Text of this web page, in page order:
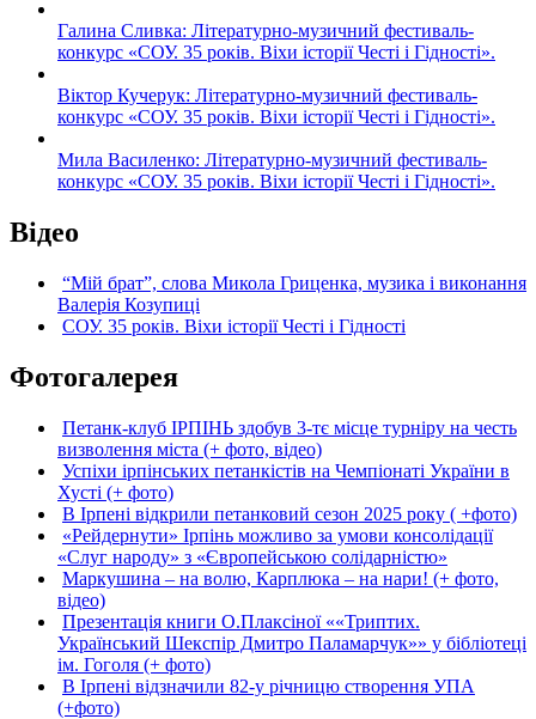
Галина Сливка: Літературно-музичний фестиваль-
конкурс «СОУ. 35 років. Віхи історії Честі і Гідності».
Віктор Кучерук: Літературно-музичний фестиваль-
конкурс «СОУ. 35 років. Віхи історії Честі і Гідності».
Мила Василенко: Літературно-музичний фестиваль-
конкурс «СОУ. 35 років. Віхи історії Честі і Гідності».
Відео
“Мій брат”, слова Микола Гриценка, музика і виконання
Валерія Козупиці
СОУ. 35 років. Віхи історії Честі і Гідності
Фотогалерея
Петанк-клуб ІРПІНЬ здобув 3-тє місце турніру на честь
визволення міста (+ фото, відео)
Успіхи ірпінських петанкістів на Чемпіонаті України в
Хусті (+ фото)
В Ірпені відкрили петанковий сезон 2025 року ( +фото)
«Рейдернути» Ірпінь можливо за умови консолідації
«Слуг народу» з «Європейською солідарністю»
Маркушина – на волю, Карплюка – на нари! (+ фото,
відео)
Презентація книги О.Плаксіної ««Триптих.
Український Шекспір Дмитро Паламарчук»» у бібліотеці
ім. Гоголя (+ фото)
В Ірпені відзначили 82-у річницю створення УПА
(+фото)